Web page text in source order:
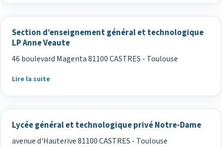
Section d’enseignement général et technologique
LP Anne Veaute
46 boulevard Magenta 81100 CASTRES - Toulouse
Lire la suite
Lycée général et technologique privé Notre-Dame
avenue d'Hauterive 81100 CASTRES - Toulouse